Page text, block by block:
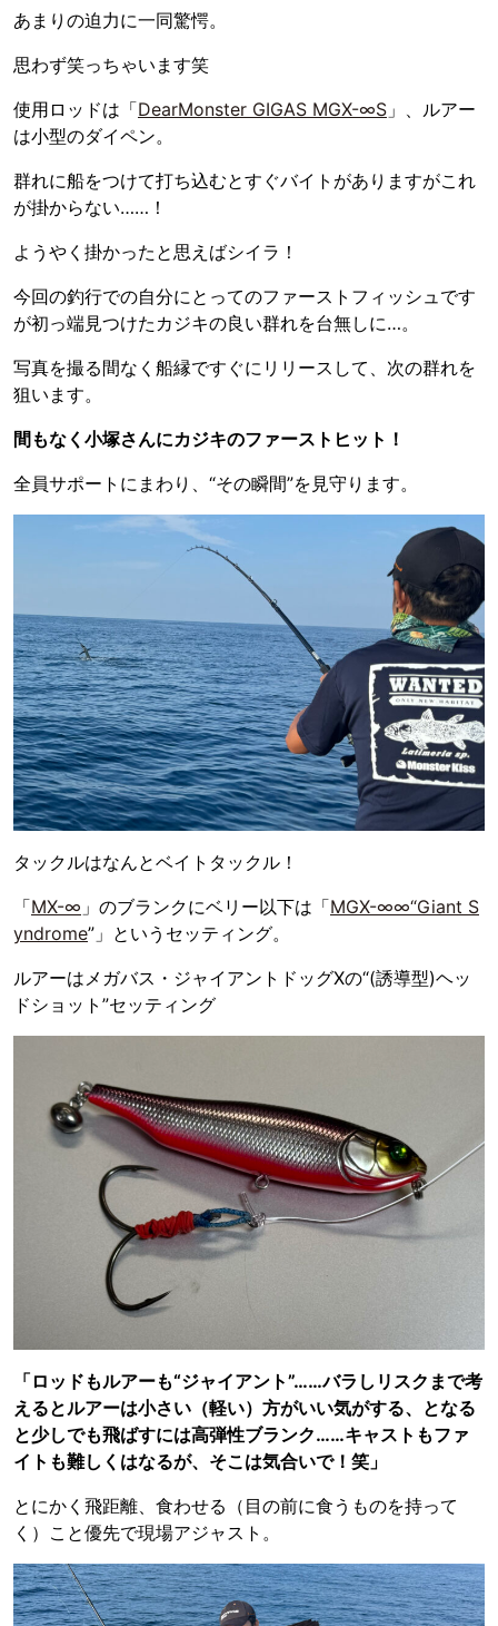
あまりの迫力に一同驚愕。
思わず笑っちゃいます笑
使用ロッドは「DearMonster GIGAS MGX-∞S 」、ルアー
は小型のダイペン。
群れに船をつけて打ち込むとすぐバイトがありますがこれ
が掛からない……！
ようやく掛かったと思えばシイラ！
今回の釣行での自分にとってのファーストフィッシュです
が初っ端見つけたカジキの良い群れを台無しに…。
写真を撮る間なく船縁ですぐにリリースして、次の群れを
狙います。
間もなく小塚さんにカジキのファーストヒット！
全員サポートにまわり、“その瞬間”を見守ります。
タックルはなんとベイトタックル！
「MX-∞ 」のブランクにベリー以下は「MGX-∞∞“Giant S
yndrome”」というセッティング。
ルアーはメガバス・ジャイアントドッグXの“(誘導型)ヘッ
ドショット”セッティング
「ロッドもルアーも“ジャイアント”……バラしリスクまで考
えるとルアーは小さい（軽い）方がいい気がする、となる
と少しでも飛ばすには高弾性ブランク……キャストもファ
イトも難しくはなるが、そこは気合いで！笑」
とにかく飛距離、食わせる（目の前に食うものを持って
く）こと優先で現場アジャスト。